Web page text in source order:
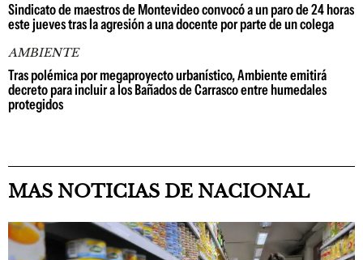
Sindicato de maestros de Montevideo convocó a un paro de 24 horas
este jueves tras la agresión a una docente por parte de un colega
AMBIENTE
Tras polémica por megaproyecto urbanístico, Ambiente emitirá
decreto para incluir a los Bañados de Carrasco entre humedales
protegidos
MAS NOTICIAS DE NACIONAL